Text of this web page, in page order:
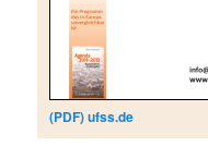
(PDF) ufss.de